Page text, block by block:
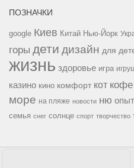
ПОЗНАЧКИ
google Киев Китай Нью-Йорк
горы дети дизайн для
жизнь здоровье игра
казино кино комфорт кот кофе
море на пляже новости ню опыт
семья снег солнце спорт творчество